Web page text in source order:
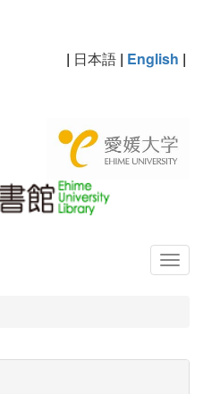
| 日本語 | English |